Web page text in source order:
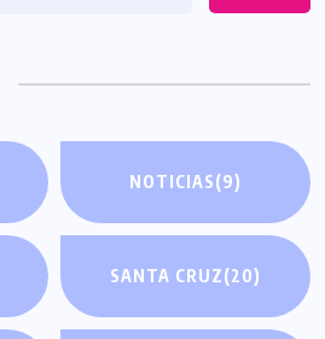
NOTICIAS(9)
SANTA CRUZ(20)